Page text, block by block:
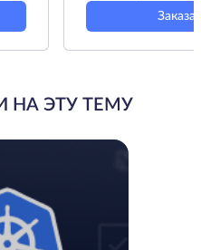
НА ЭТУ ТЕМУ